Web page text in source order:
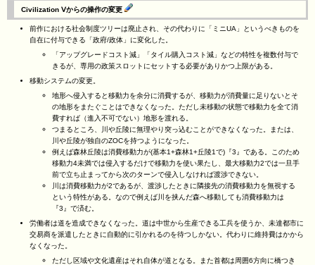
Civilization Ⅴからの操作の変更
前作における社会制度ツリーは廃止され、その代わりに「ミニUA」というべきものを
自在に付与できる「政府/政体」に変化した。
「アップグレードコスト減」「タイル購入コスト減」などの特性を複数付与で
きるが、専用の政策スロットにセットする必要がありかつ上限がある。
移動システムの変更。
地形へ侵入すると移動力を余分に消費するが、移動力が消費量に足りないとそ
の地形をまたぐことはできなくなった。ただし未移動の状態で移動力を全て消
費すれば（進入不可でない）地形を渡れる。
つまるところ、川や丘陵に無理やり突っ込むことができなくなった。または、
川や丘陵が独自のZOCを持つようになった。
例えば森林丘陵は消費移動力が(基本1+森林1+丘陵1で)『3』である。このため
移動力4未満では侵入するだけで移動力を使い果たし、最大移動力2では一旦手
前で立ち止まってから次のターンで侵入しなければ渡渉できない。
川は消費移動力が2であるが、渡渉したときに隣接先の消費移動力を無視する
という特性がある。なので例えば川を挟んだ森へ移動しても消費移動力は
『3』で済む。
労働者は道を造成できなくなった。道は中世から生産できる工兵を使うか、未達都市に
交易商を派遣したときに自動的に引かれるのを待つしかない。代わりに維持費はかから
なくなった。
ただし区域や文化遺産はそれ自体が道となる。また首都は周囲6方向に橋つき